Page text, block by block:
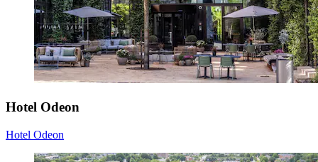
Hotel Odeon
Hotel Odeon